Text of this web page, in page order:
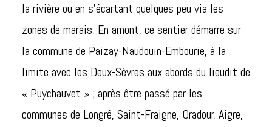
la rivière ou en s’écartant quelques peu via les
zones de marais. En amont, ce sentier démarre sur
la commune de Paizay-Naudouin-Embourie, à la
limite avec les Deux-Sèvres aux abords du lieudit de
« Puychauvet » ; après être passé par les
communes de Longré, Saint-Fraigne, Oradour, Aigre,